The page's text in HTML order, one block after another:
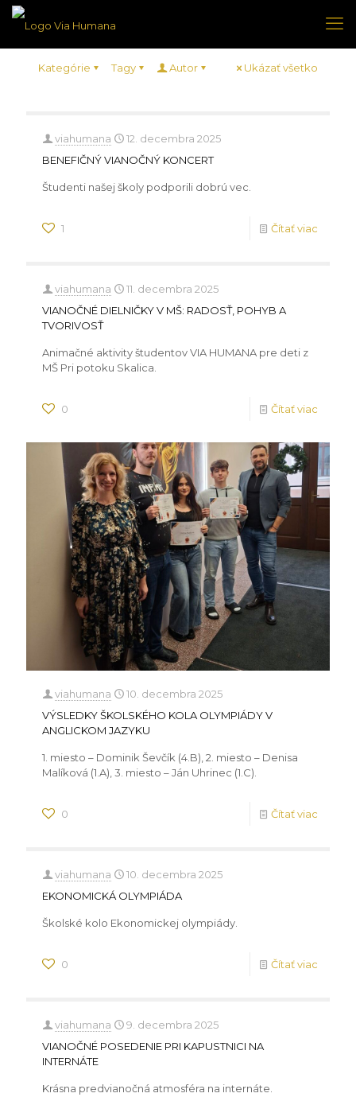
Kategórie Tagy Autor Ukázať všetko
viahumana
12. decembra 2025
BENEFIČNÝ VIANOČNÝ KONCERT
Študenti našej školy podporili dobrú vec.
1 Čítať viac
viahumana
11. decembra 2025
VIANOČNÉ DIELNIČKY V MŠ: RADOSŤ, POHYB A
TVORIVOSŤ
Animačné aktivity študentov VIA HUMANA pre deti z
MŠ Pri potoku Skalica.
0 Čítať viac
viahumana
10. decembra 2025
VÝSLEDKY ŠKOLSKÉHO KOLA OLYMPIÁDY V
ANGLICKOM JAZYKU
1. miesto – Dominik Ševčík (4.B), 2. miesto – Denisa
Malíková (1.A), 3. miesto – Ján Uhrinec (1.C).
0 Čítať viac
viahumana
10. decembra 2025
EKONOMICKÁ OLYMPIÁDA
Školské kolo Ekonomickej olympiády.
0 Čítať viac
viahumana
9. decembra 2025
VIANOČNÉ POSEDENIE PRI KAPUSTNICI NA
INTERNÁTE
Krásna predvianočná atmosféra na internáte.